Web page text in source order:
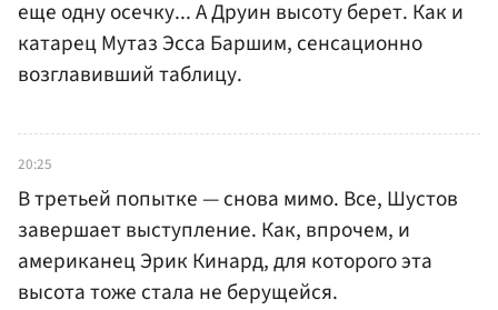
еще одну осечку... А Друин высоту берет. Как и
катарец Мутаз Эсса Баршим, сенсационно
возглавивший таблицу.
20:25
В третьей попытке — снова мимо. Все, Шустов
завершает выступление. Как, впрочем, и
американец Эрик Кинард, для которого эта
высота тоже стала не берущейся.